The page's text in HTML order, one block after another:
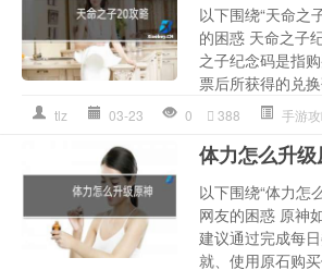
以下围绕“天命之
的困惑 天命之子
之子纪念码是指
票后所获得的兑
tlz 03-23 0 388 手游
体力怎么升
以下围绕“体力怎
网友的困惑 原神
建议通过完成每
就、使用原石购